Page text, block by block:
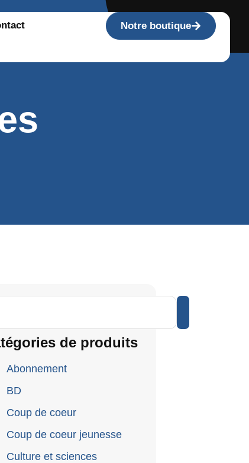
Notre boutique
de produits
Abonnement
BD
Coup de coeur
Coup de coeur jeunesse
Culture et sciences